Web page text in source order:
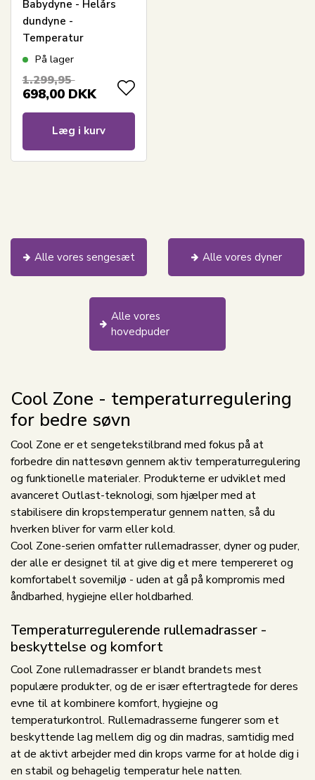
Babydyne - Helårs
dundyne -
Temperatur
regulerende - 70x100
technology dyne -
Cool Zone
På lager
1.299,95
698,00 DKK
Læg i kurv
Alle vores sengesæt Alle vores dyner
Alle vores
hovedpuder
Cool Zone - temperaturregulering
for bedre søvn
Cool Zone er et sengetekstilbrand med fokus på at
forbedre din nattesøvn gennem aktiv temperaturregulering
og funktionelle materialer. Produkterne er udviklet med
avanceret Outlast-teknologi, som hjælper med at
stabilisere din kropstemperatur gennem natten, så du
hverken bliver for varm eller kold.
Cool Zone-serien omfatter rullemadrasser, dyner og puder,
der alle er designet til at give dig et mere tempereret og
komfortabelt sovemiljø - uden at gå på kompromis med
åndbarhed, hygiejne eller holdbarhed.
Temperaturregulerende rullemadrasser -
beskyttelse og komfort
Cool Zone rullemadrasser er blandt brandets mest
populære produkter, og de er især eftertragtede for deres
evne til at kombinere komfort, hygiejne og
temperaturkontrol. Rullemadrasserne fungerer som et
beskyttende lag mellem dig og din madras, samtidig med
at de aktivt arbejder med din krops varme for at holde dig i
en stabil og behagelig temperatur hele natten.